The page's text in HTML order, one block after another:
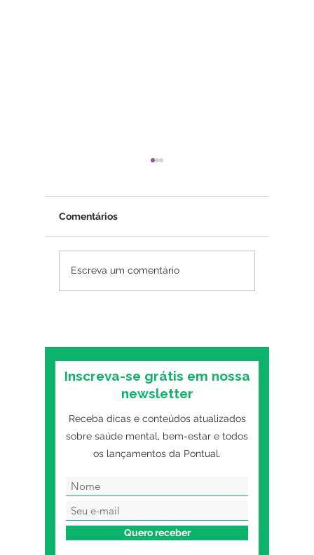
Psicoterapia online
Comentários
Escreva um comentário
Inscreva-se grátis em nossa
newsletter
Receba dicas e conteúdos atualizados
sobre saúde mental, bem-estar e todos
os lançamentos da Pontual.
Quero receber